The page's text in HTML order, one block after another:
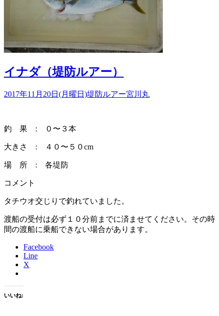
イナダ（堤防ルアー）
2017年11月20日(月曜日)堤防ルアー宮川丸
釣 果 : ０〜３本
大きさ : ４０〜５０cm
場 所 : 各堤防
コメント
タチウオ交じりで釣れていました。
渡船の受付は必ず１０分前までに済ませてください。その時
間の渡船に乗船できない場合があります。
Facebook
Line
X
いいね: